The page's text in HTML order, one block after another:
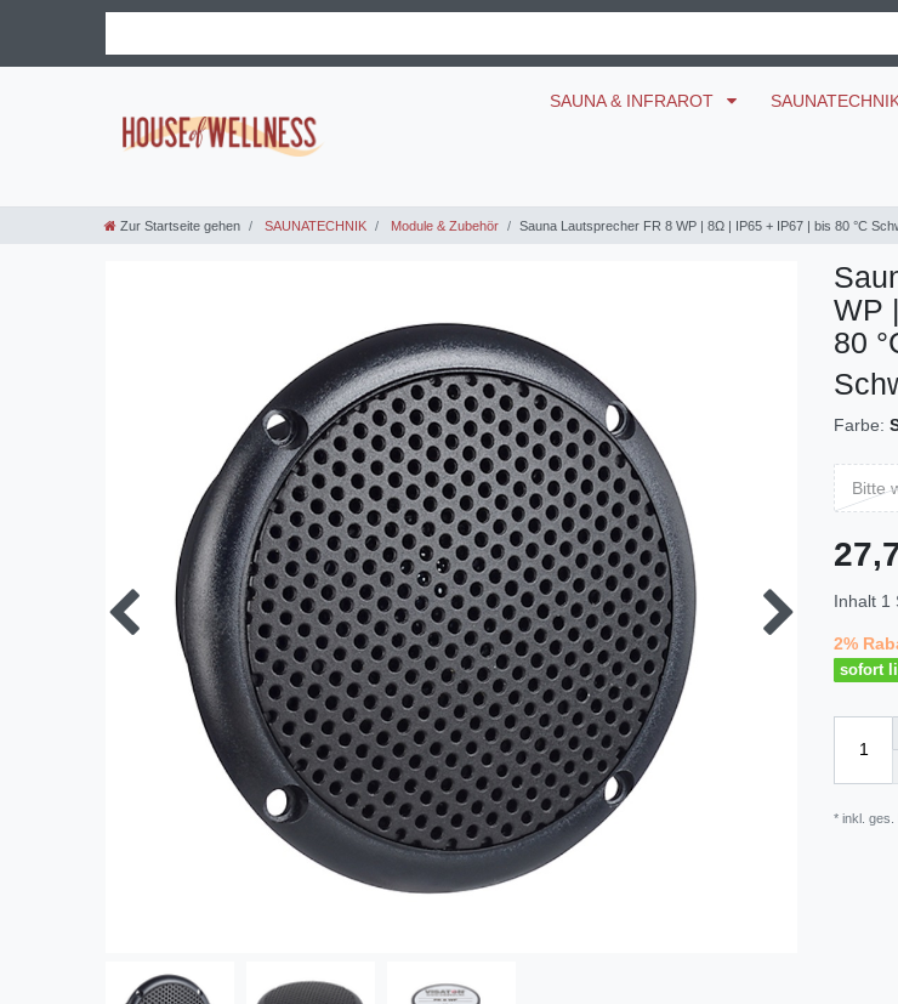
SAUNA & INFRAROT
Zur Startseite gehen SAUNATECHNIK Module & Zubehör Sauna Lautsprecher FR 8 WP | 8Ω | IP65 + IP67 | bis 80 °C
WP
80
Farbe:
Bitte
Inhalt 1
2%
sofort
* inkl. ges.